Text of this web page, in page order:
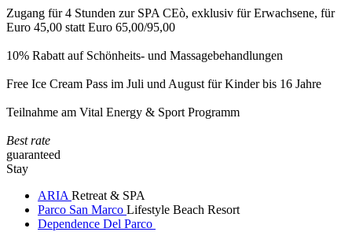
Zugang für 4 Stunden zur SPA CEò, exklusiv für Erwachsene, für
Euro 45,00 statt Euro 65,00/95,00
10% Rabatt auf Schönheits- und Massagebehandlungen
Free Ice Cream Pass im Juli und August für Kinder bis 16 Jahre
Teilnahme am Vital Energy & Sport Programm
Best rate
guaranteed
Stay
ARIA Retreat & SPA
Parco San Marco Lifestyle Beach Resort
Dependence Del Parco